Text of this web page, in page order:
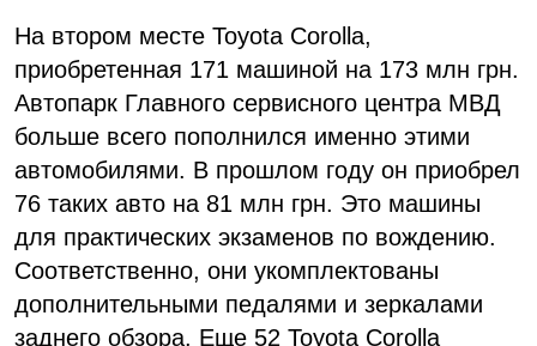
На втором месте Toyota Corolla,
приобретенная 171 машиной на 173 млн грн.
Автопарк Главного сервисного центра МВД
больше всего пополнился именно этими
автомобилями. В прошлом году он приобрел
76 таких авто на 81 млн грн. Это машины
для практических экзаменов по вождению.
Соответственно, они укомплектованы
дополнительными педалями и зеркалами
заднего обзора. Еще 52 Toyota Corolla